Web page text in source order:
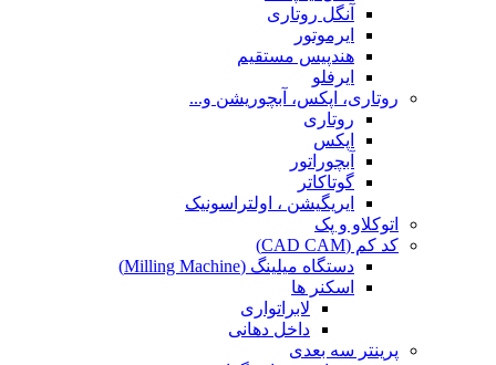
آنگل روتاری
ایرموتور
هندپیس مستقیم
ایرفلو
روتاری، اپکس، آبچوریشن و...
روتاری
اپکس
آبچوراتور
گوتاکاتر
ایریگیشن ، اولتراسونیک
اتوکلاو و پک
کد کم (CAD CAM)
دستگاه میلینگ (Milling Machine)
اسکنر ها
لابراتواری
داخل دهانی
پرینتر سه بعدی